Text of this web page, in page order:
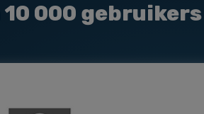
10 000 gebruikers